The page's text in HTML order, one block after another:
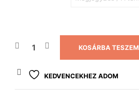
KOSÁRBA TESZEM
KEDVENCEKHEZ ADOM